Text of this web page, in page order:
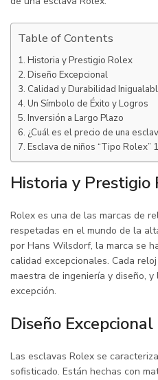
Table of Contents
Historia y Prestigio Rolex
Diseño Excepcional
Calidad y Durabilidad
Un Símbolo de Éxito y Logros
Inversión a Largo Plazo
¿Cuál es el precio de una
Esclava de niños “Tipo Rolex”
Historia y Prestigio
Rolex es una de las marcas de
respetadas en el mundo de la
por Hans Wilsdorf, la marca se
calidad excepcionales. Cada
maestra de ingeniería y diseño,
excepción.
Diseño Excepcional
Las esclavas Rolex se
sofisticado. Están hechas con